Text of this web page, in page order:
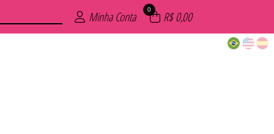
Minha Conta 0 R$ 0,00